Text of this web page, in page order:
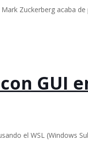
Zuckerberg acaba de
GUI
el WSL (Windows